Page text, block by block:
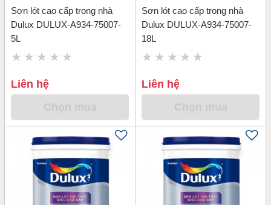
Sơn lót cao cấp trong nhà
Dulux DULUX-A934-75007-
5L
Liên hệ
Sơn lót cao cấp trong nhà
Dulux DULUX-A934-75007-
18L
Liên hệ